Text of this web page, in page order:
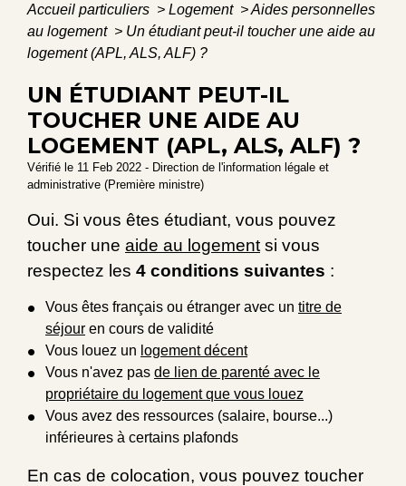
Accueil particuliers > Logement >Aides personnelles
au logement > Un étudiant peut-il toucher une aide au
logement (APL, ALS, ALF) ?
UN ÉTUDIANT PEUT-IL
TOUCHER UNE AIDE AU
LOGEMENT (APL, ALS, ALF) ?
Vérifié le 11 Feb 2022 - Direction de l'information légale et
administrative (Première ministre)
Oui. Si vous êtes étudiant, vous pouvez
toucher une aide au logement si vous
respectez les 4 conditions suivantes :
Vous êtes français ou étranger avec un titre de
séjour en cours de validité
Vous louez un logement décent
Vous n'avez pas de lien de parenté avec le
propriétaire du logement que vous louez
Vous avez des ressources (salaire, bourse...)
inférieures à certains plafonds
En cas de colocation, vous pouvez toucher